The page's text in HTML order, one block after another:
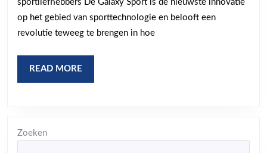
Sport:
jouw
sportliefhebbers De Galaxy Sport is de nieuwste innovatie
op het gebied van sporttechnologie en belooft een
revolutie teweeg te brengen in hoe
READ MORE
MORE
Zoeken